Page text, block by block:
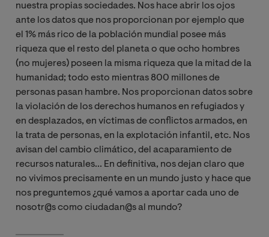
nuestra propias sociedades. Nos hace abrir los ojos
ante los datos que nos proporcionan por ejemplo que
el 1% más rico de la población mundial posee más
riqueza que el resto del planeta o que ocho hombres
(no mujeres) poseen la misma riqueza que la mitad de la
humanidad; todo esto mientras 800 millones de
personas pasan hambre. Nos proporcionan datos sobre
la violación de los derechos humanos en refugiados y
en desplazados, en víctimas de conflictos armados, en
la trata de personas, en la explotación infantil, etc. Nos
avisan del cambio climático, del acaparamiento de
recursos naturales... En definitiva, nos dejan claro que
no vivimos precisamente en un mundo justo y hace que
nos preguntemos ¿qué vamos a aportar cada uno de
nosotr@s como ciudadan@s al mundo?